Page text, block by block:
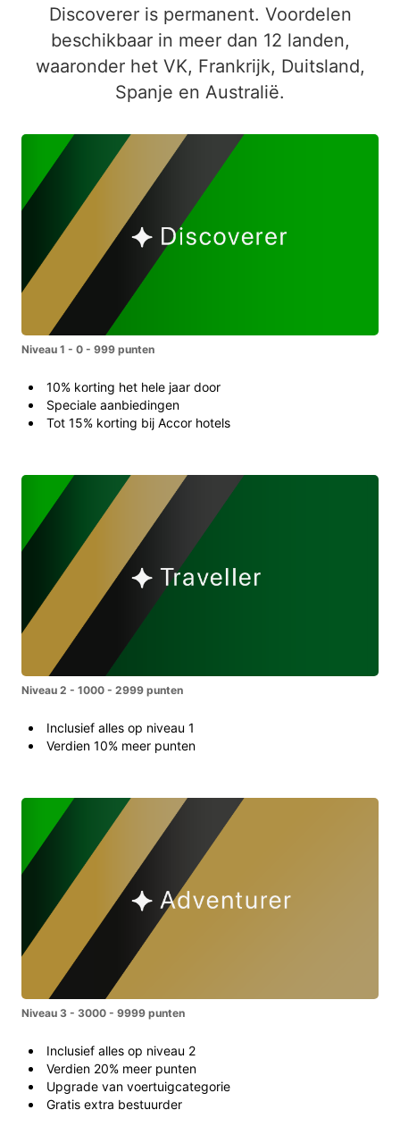
Discoverer is permanent. Voordelen
beschikbaar in meer dan 12 landen,
waaronder het VK, Frankrijk, Duitsland,
Spanje en Australië.
Niveau 1 - 0 - 999 punten
10% korting het hele jaar door
Speciale aanbiedingen
Tot 15% korting bij Accor hotels
Niveau 2 - 1000 - 2999 punten
Inclusief alles op niveau 1
Verdien 10% meer punten
Niveau 3 - 3000 - 9999 punten
Inclusief alles op niveau 2
Verdien 20% meer punten
Upgrade van voertuigcategorie
Gratis extra bestuurder